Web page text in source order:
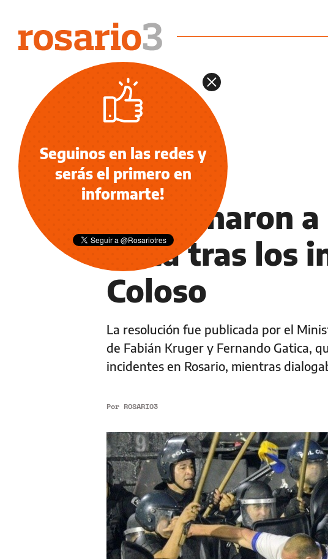
DEPORTES
Sancionaron
Boca tras los
Coloso
La resolución fue publicada por el
de Fabián Kruger y Fernando Gatica,
incidentes en Rosario, mientras
Por ROSARIO3
Seguinos en las redes y
serás el primero en
informarte!